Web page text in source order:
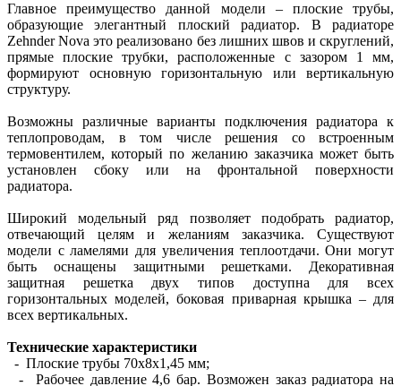
Главное преимущество данной модели – плоские трубы,
образующие элегантный плоский радиатор. В радиаторе
Zehnder Nova это реализовано без лишних швов и скруглений,
прямые плоские трубки, расположенные с зазором 1 мм,
формируют основную горизонтальную или вертикальную
структуру.
Возможны различные варианты подключения радиатора к
теплопроводам, в том числе решения со встроенным
термовентилем, который по желанию заказчика может быть
установлен сбоку или на фронтальной поверхности
радиатора.
Широкий модельный ряд позволяет подобрать радиатор,
отвечающий целям и желаниям заказчика. Существуют
модели с ламелями для увеличения теплоотдачи. Они могут
быть оснащены защитными решетками. Декоративная
защитная решетка двух типов доступна для всех
горизонтальных моделей, боковая приварная крышка – для
всех вертикальных.
Технические характеристики
- Плоские трубы 70х8х1,45 мм;
- Рабочее давление 4,6 бар. Возможен заказ радиатора на